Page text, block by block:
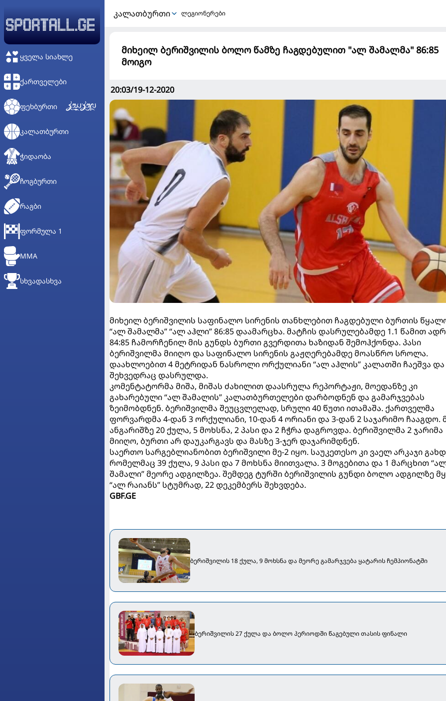
ᲧᲕᲔᲚᲐ ᲡᲘᲐᲮᲚᲔ
ᲥᲐᲠᲗᲕᲔᲚᲔᲑᲘ
ᲤᲔᲮᲑᲣᲠᲗᲘ
ᲙᲐᲚᲐᲗᲑᲣᲠᲗᲘ
ᲭᲘᲓᲐᲝᲑᲐ
ᲩᲝᲒᲑᲣᲠᲗᲘ
ᲠᲐᲒᲑᲘ
ᲤᲝᲠᲛᲣᲚᲐ 1
MMA
ᲡᲮᲕᲐᲓᲐᲡᲮᲕᲐ
ᲙᲐᲚᲐᲗᲑᲣᲠᲗᲘ ლეგიონერები
მიხეილ ბერიშვილის ბოლო წამზე ჩაგდებულით "ალ შამალმა" 86:85
მოიგო
20:03/19-12-2020
მიხეილ ბერიშვილის საფინალო სირენის თანხლებით ჩაგდებული ბურთის
“ალ შამალმა” “ალ აჰლი” 86:85 დაამარცხა. მატჩის დასრულებამდე 1.1 წამით
84:85 ჩამორჩენილ მის გუნდს ბურთი გვერდითა ხაზიდან შემოჰქონდა. პასი
ბერიშვილმა მიიღო და საფინალო სირენის გაჟღერებამდე მოასწრო სროლა.
დაახლოებით 4 მეტრიდან ნასროლი ორქულიანი “ალ აჰლის” კალათში ჩაეშვა და
შეხვედრაც დასრულდა.
კომენტატორმა მიშა, მიშას ძახილით დაასრულა რეპორტაჟი, მოედანზე კი
გახარებული “ალ შამალის” კალათბურთელები დარბოდნენ და გამარჯვებას
ზეიმობდნენ. ბერიშვილმა შეუცვლელად, სრული 40 წუთი ითამაშა. ქართველმა
ფორვარდმა 4-დან 3 ორქულიანი, 10-დან 4 ორიანი და 3-დან 2 საჯარიმო ჩააგდო.
ანგარიშზე 20 ქულა, 5 მოხსნა, 2 პასი და 2 ჩჭრა დაგროვდა. ბერიშვილმა 2 ჯარიმა
მიიღო, ბურთი არ დაუკარგავს და მასზე 3-ჯერ დაჯარიმდნენ.
საერთო სარგებლიანობით ბერიშვილი მე-2 იყო. საუკეთესო კი ვაელ არკაჯი
რომელმაც 39 ქულა, 9 პასი და 7 მოხსნა მიითვალა. 3 მოგებითა და 1 მარცხით
შამალი” მეორე ადგილზეა. შემდეგ ტურში ბერიშვილის გუნდი ბოლო ადგილზე
“ალ რაიანს” სტუმრად, 22 დეკემბერს შეხვდება.
GBF.GE
ბერიშვილის 18 ქულა, 9 მოხსნა და მეორე გამარჯვება ყატარის ჩემპიონატში
ბერიშვილის 27 ქულა და ბოლო პერიოდში წაგებული თასის ფინალი